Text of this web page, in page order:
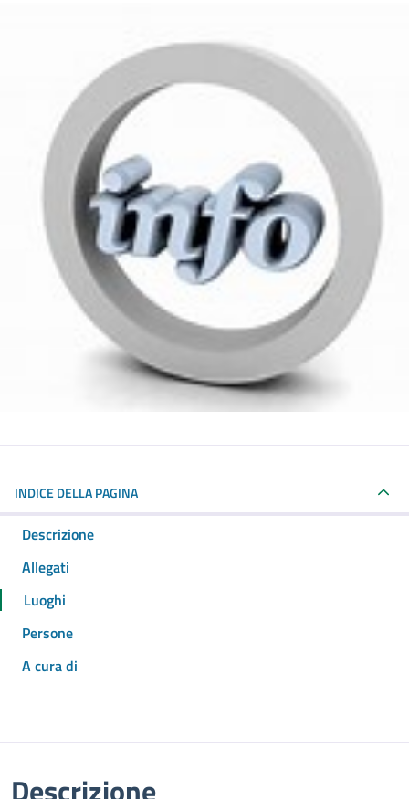
INDICE DELLA PAGINA
Descrizione
Allegati
Luoghi
Persone
A cura di